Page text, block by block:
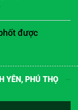
được
YÊN, PHÚ THỌ